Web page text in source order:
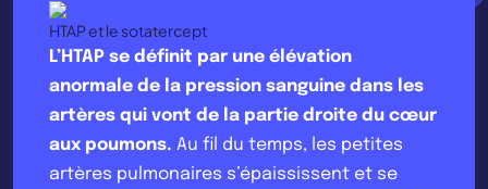
HTAP et le sotatercept
L’HTAP se définit par une élévation
anormale de la pression sanguine dans les
artères qui vont de la partie droite du cœur
aux poumons. Au fil du temps, les petites
artères pulmonaires s’épaississent et se